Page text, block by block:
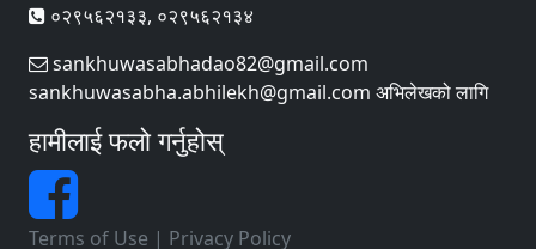
०२९५६२१३३, ०२९५६२१३४
sankhuwasabhadao82@gmail.com
sankhuwasabha.abhilekh@gmail.com अभिलेखको लागि
हामीलाई फलो गर्नुहोस्
Terms of Use | Privacy Policy